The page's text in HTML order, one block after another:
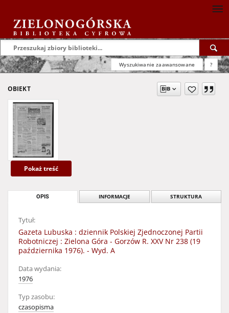
Wyszukiwanie zaawansowane ?
OBIEKT
Pokaż treść
OPIS INFORMACJE STRUKTURA
Tytuł:
Gazeta Lubuska : dziennik Polskiej Zjednoczonej Partii
Robotniczej : Zielona Góra - Gorzów R. XXV Nr 238 (19
października 1976). - Wyd. A
Data wydania:
1976
Typ zasobu:
czasopisma